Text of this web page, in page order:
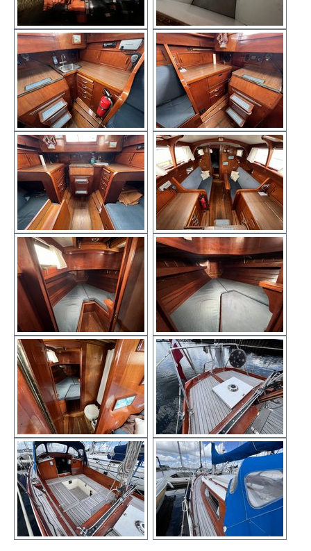
Show larger version Show larger version
Show larger version Show larger version
Show larger version Show larger version
Show larger version Show larger version
Show larger version Show larger version